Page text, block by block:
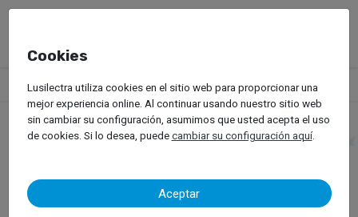
Productos Carretillas Elevadoras Carretillas a Gas
Cookies
Lusilectra utiliza cookies en el sitio web para proporcionar una
mejor experiencia online. Al continuar usando nuestro sitio web
sin cambiar su configuración, asumimos que usted acepta el uso
de cookies. Si lo desea, puedecambiar su configuración aquí.
Aceptar